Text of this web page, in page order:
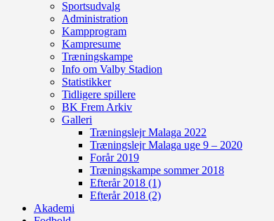
Sportsudvalg
Administration
Kampprogram
Kampresume
Træningskampe
Info om Valby Stadion
Statistikker
Tidligere spillere
BK Frem Arkiv
Galleri
Træningslejr Malaga 2022
Træningslejr Malaga uge 9 – 2020
Forår 2019
Træningskampe sommer 2018
Efterår 2018 (1)
Efterår 2018 (2)
Akademi